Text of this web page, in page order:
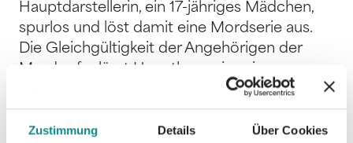
Zustimmung Details Über Cookies
Hauptdarstellerin, ein 17-jähriges Mädchen,
spurlos und löst damit eine Mordserie aus.
Die Gleichgültigkeit der Angehörigen der
Mordopfer lässt Hauptkommissarin
Brodersen schier verzweifeln.Erst ein längst
vergessenes Verbrechen bringt sie auf eine
Spur, die jedoch immer rätselhafter wird, je